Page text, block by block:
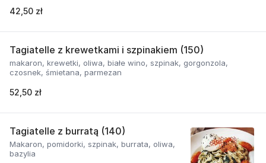
42,50 zł
Tagiatelle z krewetkami i szpinakiem (150)
makaron, krewetki, oliwa, białe wino, szpinak, gorgonzola,
czosnek, śmietana, parmezan
52,50 zł
Tagiatelle z burratą (140)
Makaron, pomidorki, szpinak, burrata, oliwa,
bazylia